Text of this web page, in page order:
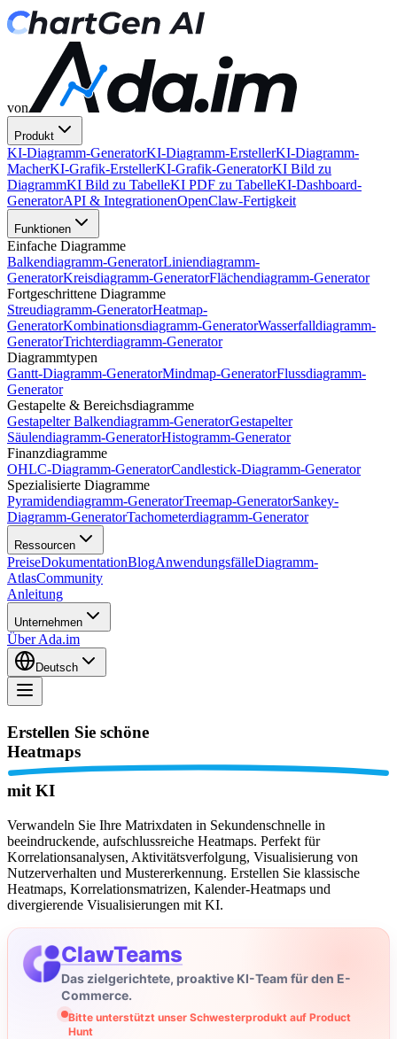
von
Produkt
KI-Diagramm-GeneratorKI-Diagramm-ErstellerKI-Diagramm-
MacherKI-Grafik-ErstellerKI-Grafik-GeneratorKI Bild zu
DiagrammKI Bild zu TabelleKI PDF zu TabelleKI-Dashboard-
GeneratorAPI & IntegrationenOpenClaw-Fertigkeit
Funktionen
Einfache Diagramme
Balkendiagramm-GeneratorLiniendiagramm-
GeneratorKreisdiagramm-GeneratorFlächendiagramm-Generator
Fortgeschrittene Diagramme
Streudiagramm-GeneratorHeatmap-
GeneratorKombinationsdiagramm-GeneratorWasserfalldiagramm-
GeneratorTrichterdiagramm-Generator
Diagrammtypen
Gantt-Diagramm-GeneratorMindmap-GeneratorFlussdiagramm-
Generator
Gestapelte & Bereichsdiagramme
Gestapelter Balkendiagramm-GeneratorGestapelter
Säulendiagramm-GeneratorHistogramm-Generator
Finanzdiagramme
OHLC-Diagramm-GeneratorCandlestick-Diagramm-Generator
Spezialisierte Diagramme
Pyramidendiagramm-GeneratorTreemap-GeneratorSankey-
Diagramm-GeneratorTachometerdiagramm-Generator
Ressourcen
PreiseDokumentationBlogAnwendungsfälleDiagramm-
AtlasCommunity
Anleitung
Unternehmen
Über Ada.im
Deutsch
Erstellen Sie schöne
Heatmaps
mit KI
Verwandeln Sie Ihre Matrixdaten in Sekundenschnelle in
beeindruckende, aufschlussreiche Heatmaps. Perfekt für
Korrelationsanalysen, Aktivitätsverfolgung, Visualisierung von
Nutzerverhalten und Mustererkennung. Erstellen Sie klassische
Heatmaps, Korrelationsmatrizen, Kalender-Heatmaps und
divergierende Visualisierungen mit KI.
ClawTeams
Das zielgerichtete, proaktive KI-Team für den E-
Commerce.
Bitte unterstützt unser Schwesterprodukt auf Product
Hunt